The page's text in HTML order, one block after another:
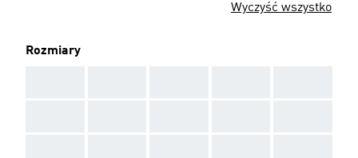
Wyczyść wszystko
Rozmiary